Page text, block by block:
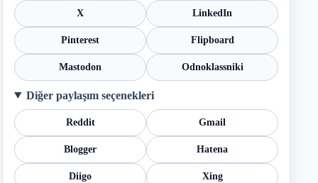
X LinkedIn
Pinterest Flipboard
Mastodon Odnoklassniki
Diğer paylaşım seçenekleri
Reddit Gmail
Blogger Hatena
Diigo Xing